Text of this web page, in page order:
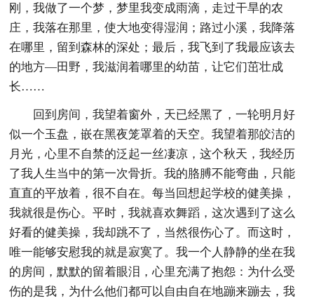
刚，我做了一个梦，梦里我变成雨滴，走过干旱的农
庄，我落在那里，使大地变得湿润；路过小溪，我降落
在哪里，留到森林的深处；最后，我飞到了我最应该去
的地方—田野，我滋润着哪里的幼苗，让它们茁壮成
长……
回到房间，我望着窗外，天已经黑了，一轮明月好
似一个玉盘，嵌在黑夜笼罩着的天空。我望着那皎洁的
月光，心里不自禁的泛起一丝凄凉，这个秋天，我经历
了我人生当中的第一次骨折。我的胳膊不能弯曲，只能
直直的平放着，很不自在。每当回想起学校的健美操，
我就很是伤心。平时，我就喜欢舞蹈，这次遇到了这么
好看的健美操，我却跳不了，当然很伤心了。而这时，
唯一能够安慰我的就是寂寞了。我一个人静静的坐在我
的房间，默默的留着眼泪，心里充满了抱怨：为什么受
伤的是我，为什么他们都可以自由自在地蹦来蹦去，我